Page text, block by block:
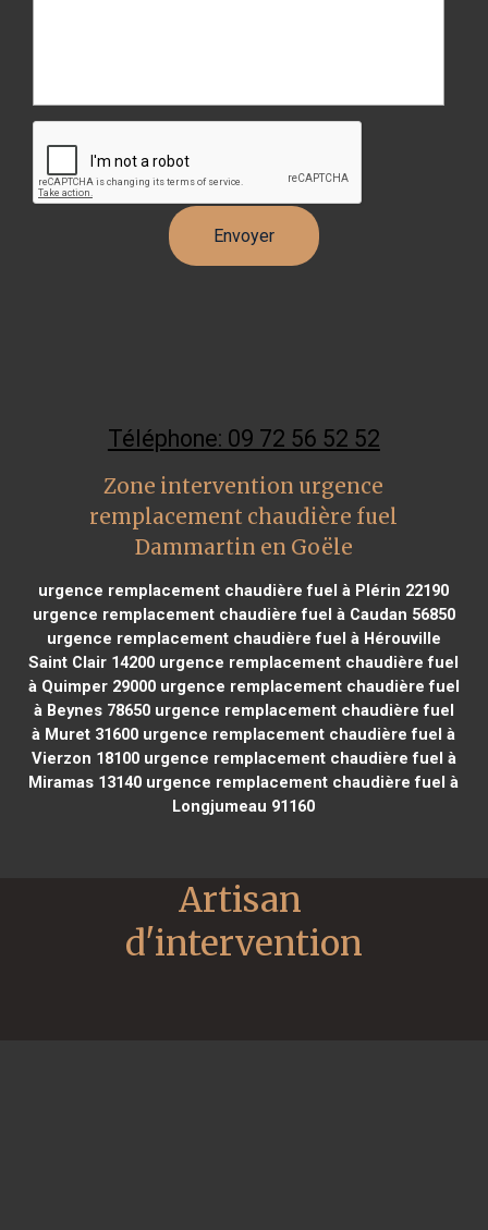
Téléphone: 09 72 56 52 52
Zone intervention urgence
remplacement chaudière fuel
Dammartin en Goële
urgence remplacement chaudière fuel à Plérin 22190
urgence remplacement chaudière fuel à Caudan 56850
urgence remplacement chaudière fuel à Hérouville
Saint Clair 14200 urgence remplacement chaudière fuel
à Quimper 29000urgence remplacement chaudière fuel
à Beynes 78650urgence remplacement chaudière fuel
à Muret 31600 urgence remplacement chaudière fuel à
Vierzon 18100urgence remplacement chaudière fuel à
Miramas 13140 urgence remplacement chaudière fuel à
Longjumeau 91160
Artisan
d'intervention